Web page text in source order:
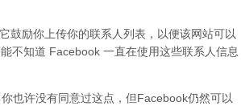
鼓励你上传你的联系人列表，以便该网站可以
不知道 Facebook 一直在使用这些联系人信息
也许没有同意过这点，但Facebook仍然可以